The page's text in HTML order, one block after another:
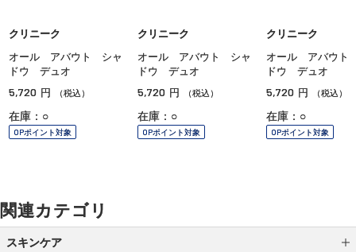
クリニーク
オール アバウト シャ
ドウ デュオ
5,720 円 （税込）
在庫：○
OPポイント対象
クリニーク
オール アバウト シャ
ドウ デュオ
5,720 円 （税込）
在庫：○
OPポイント対象
クリニーク
オール アバウト
ドウ デュオ
5,720 円 （税込）
在庫：○
OPポイント対象
関連カテゴリ
スキンケア